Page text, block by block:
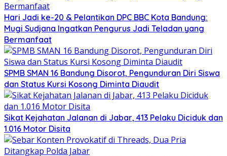
Hari Jadi ke-20 & Pelantikan DPC BBC Kota Bandung:
Mugi Sudjana Ingatkan Pengurus Jadi Teladan yang
Bermanfaat
SPMB SMAN 16 Bandung Disorot, Pengunduran Diri Siswa
dan Status Kursi Kosong Diminta Diaudit
Sikat Kejahatan Jalanan di Jabar, 413 Pelaku Diciduk dan
1.016 Motor Disita